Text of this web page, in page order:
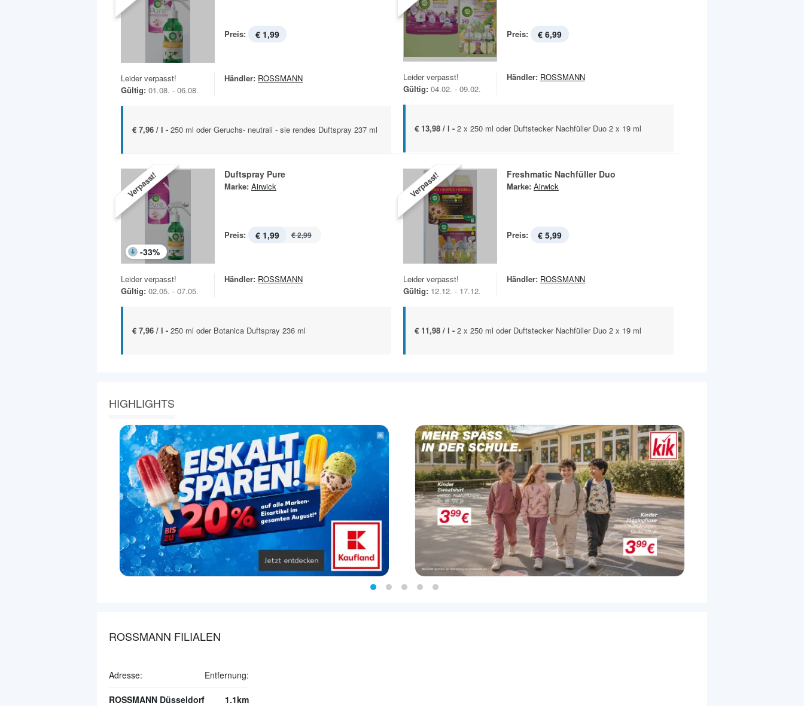
Preis: € 1,99
Leider verpasst!
Gültig: 01.08. - 06.08.
Händler: ROSSMANN
€ 7,96 / l - 250 ml oder Geruchs- neutrali - sie rendes Duftspray 237 ml
Preis: € 6,99
Leider verpasst!
Gültig: 04.02. - 09.02.
Händler: ROSSMANN
€ 13,98 / l - 2 x 250 ml oder Duftstecker Nachfüller Duo 2 x 19 ml
Verpasst!
-33%
Duftspray Pure
Marke: Airwick
Preis: € 1,99 € 2,99
Leider verpasst!
Gültig: 02.05. - 07.05.
Händler: ROSSMANN
€ 7,96 / l - 250 ml oder Botanica Duftspray 236 ml
Verpasst! Freshmatic Nachfüller Duo
Marke: Airwick
Preis: € 5,99
Leider verpasst!
Gültig: 12.12. - 17.12.
Händler: ROSSMANN
€ 11,98 / l - 2 x 250 ml oder Duftstecker Nachfüller Duo 2 x 19 ml
HIGHLIGHTS
ROSSMANN FILIALEN
Adresse: Entfernung:
ROSSMANN Düsseldorf 1.1km